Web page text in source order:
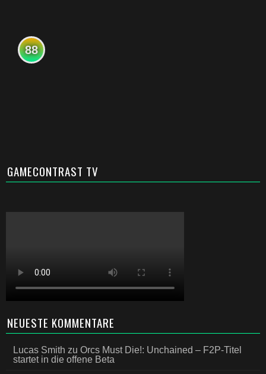
88
GAMECONTRAST TV
NEUESTE KOMMENTARE
Lucas Smith zu Orcs Must Die!: Unchained – F2P-Titel
startet in die offene Beta